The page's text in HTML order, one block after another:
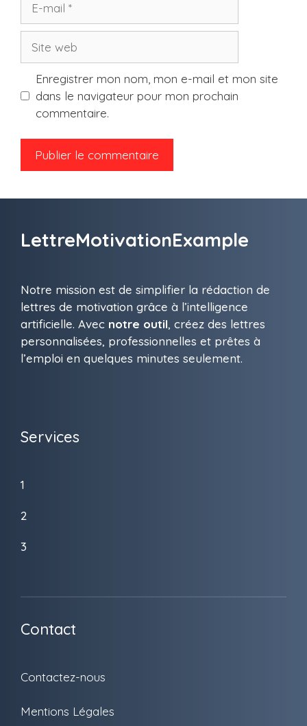
mail
web
Enregistrer mon nom, mon e-mail et mon site
dans le navigateur pour mon prochain
commentaire.
LettreMotivationExample
Notre mission est de simplifier la rédaction de
lettres de motivation grâce à l’intelligence
artificielle. Avec notre outil, créez des lettres
personnalisées, professionnelles et prêtes à
l’emploi en quelques minutes seulement.
Services
1
2
3
Contact
Contactez-nous
Mentions Légales